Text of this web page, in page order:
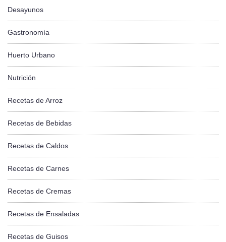
Desayunos
Gastronomía
Huerto Urbano
Nutrición
Recetas de Arroz
Recetas de Bebidas
Recetas de Caldos
Recetas de Carnes
Recetas de Cremas
Recetas de Ensaladas
Recetas de Guisos